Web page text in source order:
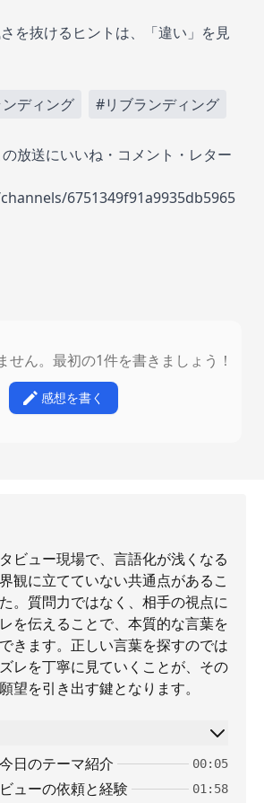
を抜けるヒントは、「違い」を見
ディング
#リブランディング
放送にいいね・コメント・レター
6751349f91a9935db5965
せん。最初の1件を書きましょう！
感想を書く
ビュー現場で、言語化が浅くなる
観に立てていない共通点があるこ
。質問力ではなく、相手の視点に
を伝えることで、本質的な言葉を
きます。正しい言葉を探すのでは
レを丁寧に見ていくことが、その
望を引き出す鍵となります。
日のテーマ紹介 00:05
ューの依頼と経験 01:58